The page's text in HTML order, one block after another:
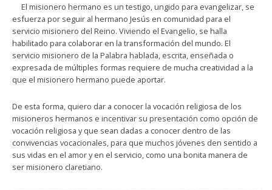
El misionero hermano es un testigo, ungido para evangelizar, se
esfuerza por seguir al hermano Jesús en comunidad para el
servicio misionero del Reino. Viviendo el Evangelio, se halla
habilitado para colaborar en la transformación del mundo. El
servicio misionero de la Palabra hablada, escrita, enseñada o
expresada de múltiples formas requiere de mucha creatividad a la
que el misionero hermano puede aportar.
De esta forma, quiero dar a conocer la vocación religiosa de los
misioneros hermanos e incentivar su presentación como opción de
vocación religiosa y que sean dadas a conocer dentro de las
convivencias vocacionales, para que muchos jóvenes den sentido a
sus vidas en el amor y en el servicio, como una bonita manera de
ser misionero claretiano.